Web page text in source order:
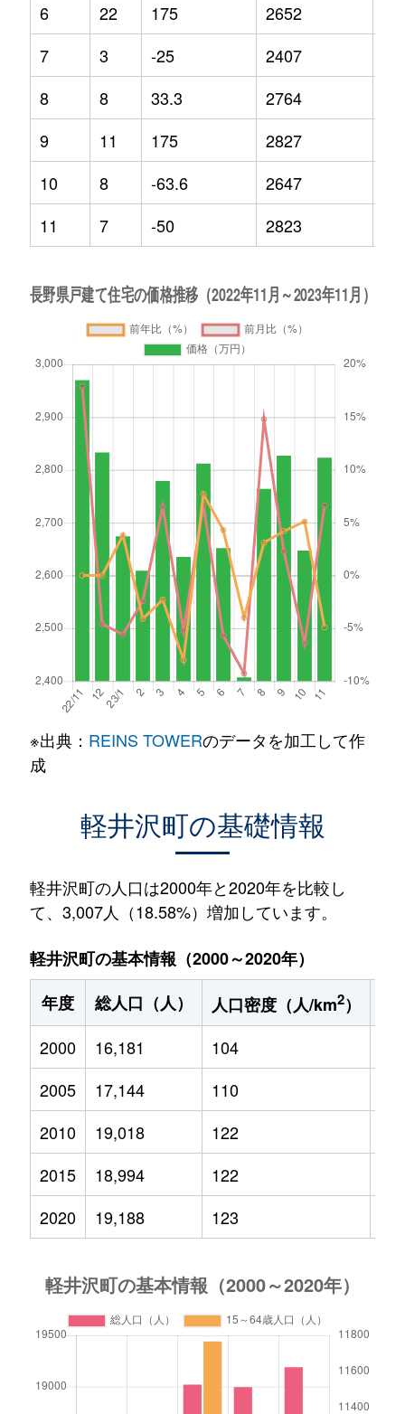
6
22 175 2652
7
3 -25 2407
8
8 33.3 2764
9
11 175 2827
10
8 -63.6 2647
11
7 -50 2823
※出典： REINS TOWERのデータを加工して作
成
軽井沢町の基礎情報
軽井沢町の人口は2000年と2020年を比較し
て、3,007人（18.58%）増加しています。
軽井沢町の基本情報（2000～2020年）
年度
総人口（人） 人口密度（人/km2）
2000
16,181 104
2005
17,144 110
2010
19,018 122
2015
18,994 122
2020
19,188 123